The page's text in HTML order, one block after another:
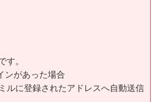
す。
ンがあった場合
ルに登録されたアドレスへ自動送信